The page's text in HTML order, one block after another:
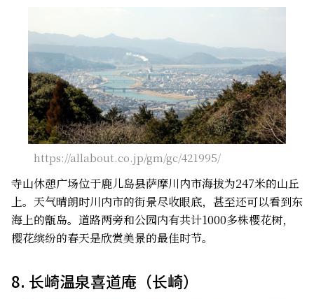
https://allabout.co.jp/gm/gc/421995/
寺山休憩广场位于鹿儿岛县萨摩川内市海拔为247米的山丘
上。天气晴朗时川内市的街景尽收眼底，甚至还可以看到东
海上的甑岛。道路两旁和公园内有共计1000多株樱花树，
樱花缤纷的春天是欣赏美景的最佳时节。
8. 长崎温泉喜道庵（长崎）